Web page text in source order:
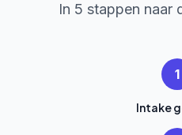
In 5 stappen naar
1
Intake